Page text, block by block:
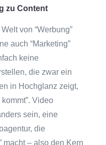
zu Content
von “Werbung”
auch “Marketing”
keine
die zwar ein
in Hochglanz zeigt,
Video
sein, eine
die
macht – also den Kern